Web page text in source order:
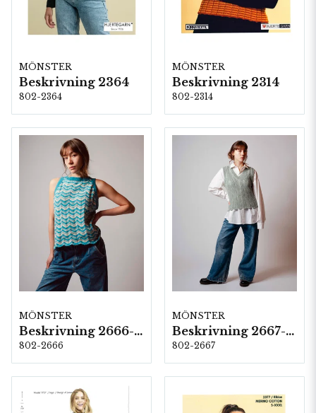
MÖNSTER
Beskrivning 2364
802-2364
MÖNSTER
Beskrivning 2314
802-2314
MÖNSTER
Beskrivning 2666-Clara
802-2666
MÖNSTER
Beskrivning 2667-Olga
802-2667